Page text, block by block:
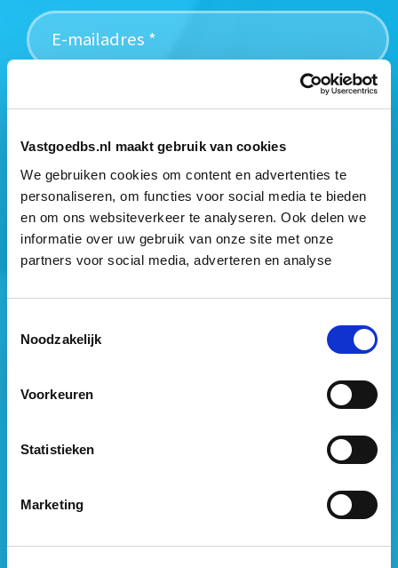
Vastgoedbs.nl maakt gebruik van cookies
We gebruiken cookies om content en advertenties te
personaliseren, om functies voor social media te bieden
en om ons websiteverkeer te analyseren. Ook delen we
informatie over uw gebruik van onze site met onze
partners voor social media, adverteren en analyse
Noodzakelijk
Voorkeuren
Statistieken
Marketing
Mogen wij jouw gegevens opslaan?*
en mij te informeren over het laatste vastgoednieuws.
5617 AM Eindhoven
088 – 091 00 00